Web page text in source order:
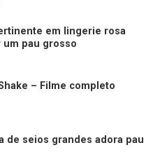
em lingerie rosa
pau grosso
– Filme completo
de seios grandes adora pau